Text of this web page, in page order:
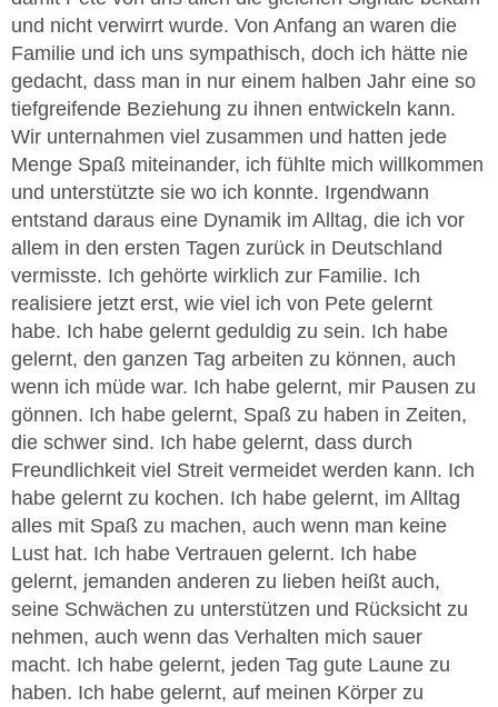
und nicht verwirrt wurde. Von Anfang an waren die
Familie und ich uns sympathisch, doch ich hätte nie
gedacht, dass man in nur einem halben Jahr eine so
tiefgreifende Beziehung zu ihnen entwickeln kann.
Wir unternahmen viel zusammen und hatten jede
Menge Spaß miteinander, ich fühlte mich willkommen
und unterstützte sie wo ich konnte. Irgendwann
entstand daraus eine Dynamik im Alltag, die ich vor
allem in den ersten Tagen zurück in Deutschland
vermisste. Ich gehörte wirklich zur Familie. Ich
realisiere jetzt erst, wie viel ich von Pete gelernt
habe. Ich habe gelernt geduldig zu sein. Ich habe
gelernt, den ganzen Tag arbeiten zu können, auch
wenn ich müde war. Ich habe gelernt, mir Pausen zu
gönnen. Ich habe gelernt, Spaß zu haben in Zeiten,
die schwer sind. Ich habe gelernt, dass durch
Freundlichkeit viel Streit vermeidet werden kann. Ich
habe gelernt zu kochen. Ich habe gelernt, im Alltag
alles mit Spaß zu machen, auch wenn man keine
Lust hat. Ich habe Vertrauen gelernt. Ich habe
gelernt, jemanden anderen zu lieben heißt auch,
seine Schwächen zu unterstützen und Rücksicht zu
nehmen, auch wenn das Verhalten mich sauer
macht. Ich habe gelernt, jeden Tag gute Laune zu
haben. Ich habe gelernt, auf meinen Körper zu